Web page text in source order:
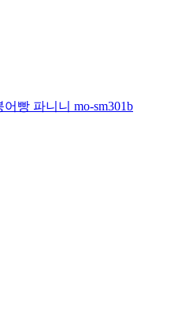
빵 파니니 mo-sm301b